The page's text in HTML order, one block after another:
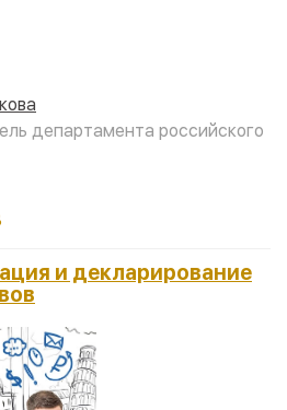
департамента российского
и декларирование